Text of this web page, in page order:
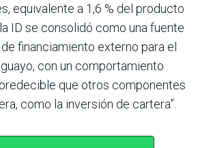
equi­valente a 1,6 % del producto
ID se consolidó como una fuente
finan­ciamiento externo para el
con un comportamiento
que otros componentes
como la inversión de cartera”.